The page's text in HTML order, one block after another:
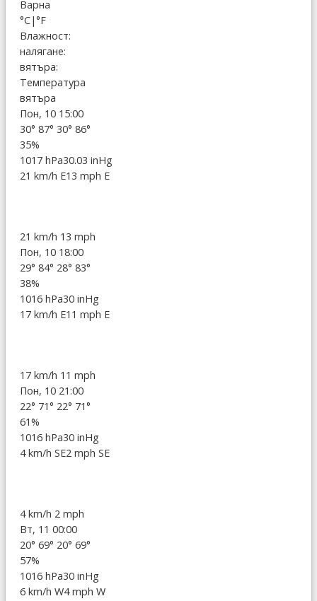
Варна
°C|°F
Влажност:
налягане:
вятъра:
Температура
вятъра
Пон, 10 15:00
30° 87° 30° 86°
35%
1017 hPa30.03 inHg
21 km/h E13 mph E
21 km/h 13 mph
Пон, 10 18:00
29° 84° 28° 83°
38%
1016 hPa30 inHg
17 km/h E11 mph E
17 km/h 11 mph
Пон, 10 21:00
22° 71° 22° 71°
61%
1016 hPa30 inHg
4 km/h SE2 mph SE
4 km/h 2 mph
Вт, 11 00:00
20° 69° 20° 69°
57%
1016 hPa30 inHg
6 km/h W4 mph W